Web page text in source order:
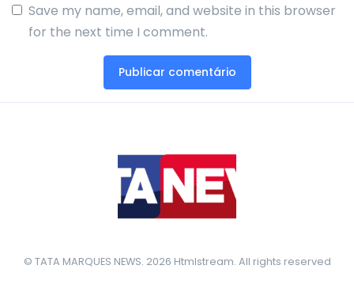
Save my name, email, and website in this browser
for the next time I comment.
© TATA MARQUES NEWS. 2026 Htmlstream. All rights reserved